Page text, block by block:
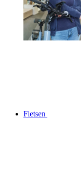
Fietsen